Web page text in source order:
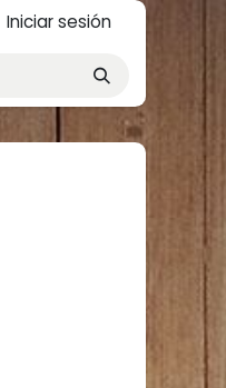
Iniciar sesión